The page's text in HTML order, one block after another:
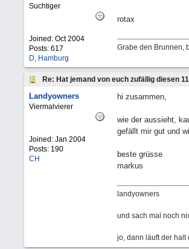
Suchtiger
Joined: Oct 2004
Posts: 617
D, Hamburg
rotax
Grabe den Brunnen,
Re: Hat jemand von euch zufällig diesen
Landyowners
Viermalvierer
Joined: Jan 2004
Posts: 190
CH
hi zusammen,
wie der aussieht,
gefällt mir gut und
beste grüsse
markus
landyowners
und sach mal noch
jo, dann läuft der halt